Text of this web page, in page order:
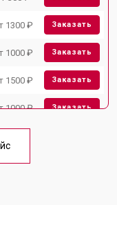
1300 ₽ Заказать
1000 ₽ Заказать
1500 ₽ Заказать
1000 ₽ Заказать
1000 ₽